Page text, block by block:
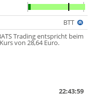
BTT
Trading entspricht beim
von 28,64 Euro.
22:43:59